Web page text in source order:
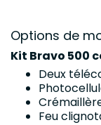
Options de
Kit Bravo 500
Deux
Feu